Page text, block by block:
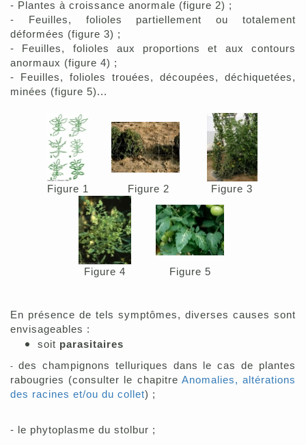
- Plantes à croissance anormale (figure 2) ;
- Feuilles, folioles partiellement ou totalement
déformées (figure 3) ;
- Feuilles, folioles aux proportions et aux contours
anormaux (figure 4) ;
- Feuilles, folioles trouées, découpées, déchiquetées,
minées (figure 5)...
Figure 1 Figure 2 Figure 3
Figure 4 Figure 5
En présence de tels symptômes, diverses causes sont
envisageables :
soit parasitaires
- des champignons telluriques dans le cas de plantes
rabougries (consulter le chapitre Anomalies, altérations
des racines et/ou du collet) ;
- le phytoplasme du stolbur ;